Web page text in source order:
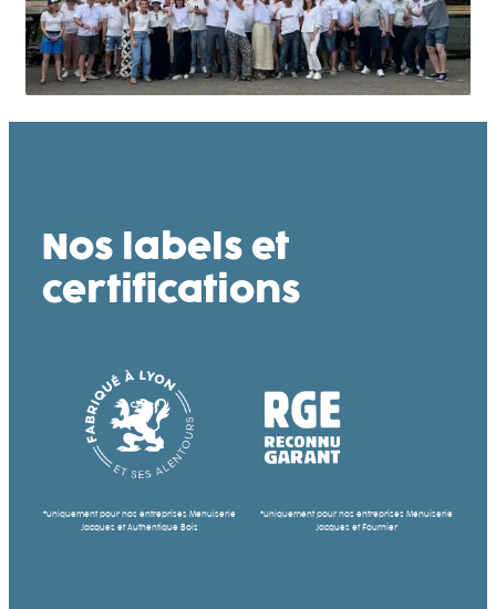
Nos labels et
certifications
*uniquement pour nos entreprises Menuiserie
Jacques et Authentique Bois
*uniquement pour nos entreprises Menuiserie
Jacques et Fournier